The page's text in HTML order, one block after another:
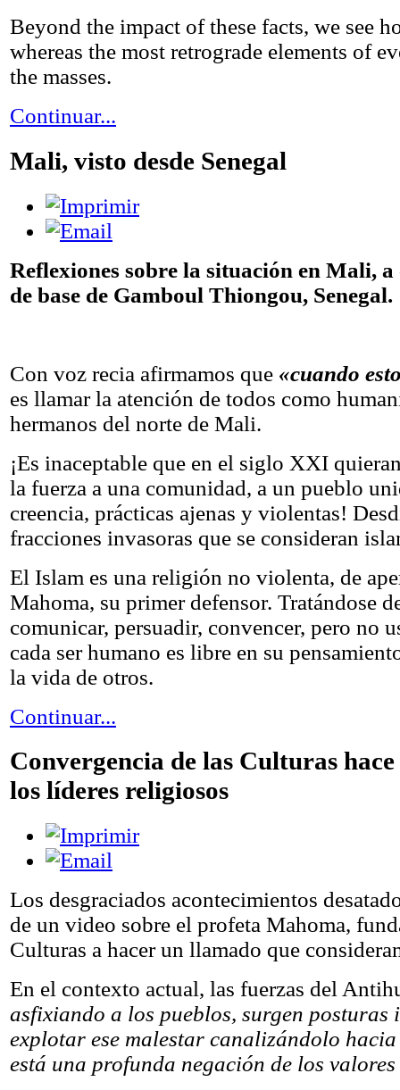
Beyond the impact of these facts, we see
whereas the most retrograde elements of
the masses.
Continuar...
Mali, visto desde Senegal
Reflexiones sobre la situación en Mali,
de base de Gamboul Thiongou, Senegal.
Con voz recia afirmamos que «cuando
es llamar la atención de todos como
hermanos del norte de Mali.
¡Es inaceptable que en el siglo XXI
la fuerza a una comunidad, a un pueblo
creencia, prácticas ajenas y violentas!
fracciones invasoras que se consideran
El Islam es una religión no violenta, de
Mahoma, su primer defensor. Tratándose
comunicar, persuadir, convencer, pero no
cada ser humano es libre en su
la vida de otros.
Continuar...
Convergencia de las Culturas
los líderes religiosos
Los desgraciados acontecimientos
de un video sobre el profeta Mahoma,
Culturas a hacer un llamado que
En el contexto actual, las fuerzas del
asfixiando a los pueblos, surgen posturas
explotar ese malestar canalizándolo
está una profunda negación de los